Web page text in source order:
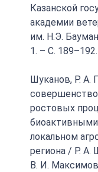
Казанской
академии
им. Н.Э.
1. – С. 189–192.
Шуканов, Р. А.
ростовых
локальном
региона / Р.
В. И.